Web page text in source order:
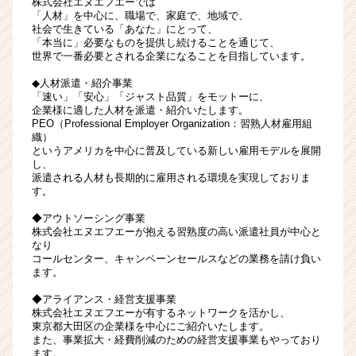
ニ
ー
で
の
新
卒
採
用
|
ン
ャ
ー・
長
業
か
ら
ス
「人材」を中心に、職場で、家庭で、地域で、
社会で生きている「あなた」にとって、
「本当に」必要なものを提供し続けることを通じて、
世界で一番必要とされる企業になることを目指しています。
◆人材派遣・紹介事業
「速い」「安心」「ジャスト品質」をモットーに、
企業様に適した人材を派遣・紹介いたします。
PEO（Professional Employer Organization：習熟人材雇用組
織）
というアメリカを中心に普及している新しい雇用モデルを展開
し、
派遣される人材も長期的に雇用される環境を実現しておりま
す。
◆アウトソーシング事業
株式会社エヌエフエーが抱える習熟度の高い派遣社員が中心と
なり
コールセンター、キャンペーンセールスなどの業務を請け負い
ます。
◆アライアンス・経営支援事業
株式会社エヌエフエーが有するネットワークを活かし、
東京都大田区の企業様を中心にご紹介いたします。
また、事業拡大・経費削減のための経営支援事業もやっており
ます。